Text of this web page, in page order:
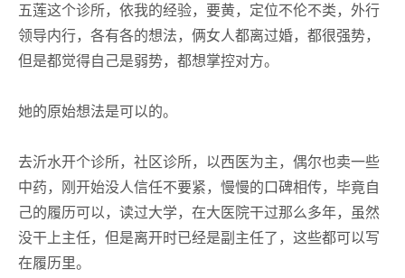
五莲这个诊所，依我的经验，要黄，定位不伦不类，外行
领导内行，各有各的想法，俩女人都离过婚，都很强势，
但是都觉得自己是弱势，都想掌控对方。
她的原始想法是可以的。
去沂水开个诊所，社区诊所，以西医为主，偶尔也卖一些
中药，刚开始没人信任不要紧，慢慢的口碑相传，毕竟自
己的履历可以，读过大学，在大医院干过那么多年，虽然
没干上主任，但是离开时已经是副主任了，这些都可以写
在履历里。